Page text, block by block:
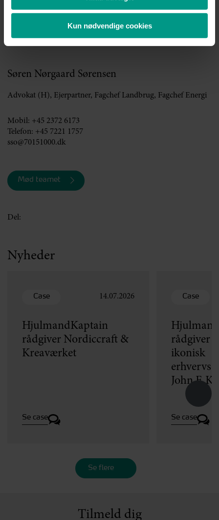
Kun nødvendige cookies
Kontakt
Søren Nørgaard Sørensen
Advokat (H), Ejerpartner, Fagchef Landbrug, Fagchef Energi
Mobil: +45 2372 6173
Telefon: +45 7221 1757
sso@70151000.dk
Mød teamet
Del:
Nyheder
Case 14.07.2026
HjulmandKaptain
rådgiver Nordiccraft &
Kreaværket
Se case
Case
rådgiver
ikonisk
John F.
Se case
Se flere
Tilmeld dig